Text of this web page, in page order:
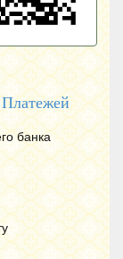
банка